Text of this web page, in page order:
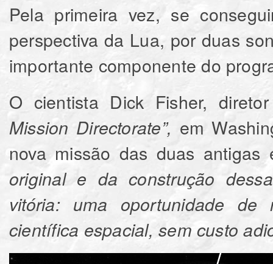
Pela primeira vez, se
perspectivada Lua, por duas
importante componente do
O cientista Dick Fisher,
Mission Directorate”, em
nova missão das duas
original e da construção
vitória: uma oportunidade de
científica espacial, sem custo